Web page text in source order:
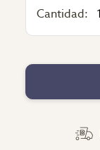
Cantidad: